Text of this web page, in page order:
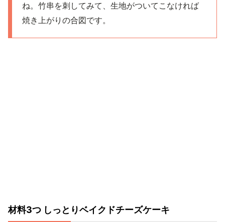
ね。竹串を刺してみて、生地がついてこなければ
焼き上がりの合図です。
材料3つ しっとりベイクドチーズケーキ